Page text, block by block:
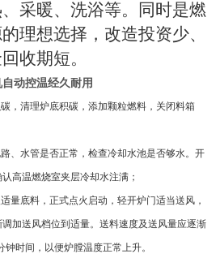
采暖、洗浴等。同时是燃
理想选择，改造投资少、
收期短。
动控温经久耐用
，清理炉底积碳，添加颗粒燃料，关闭料箱
、水管是否正常，检查冷却水池是否够水。开
高温燃烧室夹层冷却水注满；
量底料，正式点火启动，轻开炉门适当送风，
加送风档位到适量。送料速度及送风量应逐渐
钟时间，以便炉膛温度正常上升。